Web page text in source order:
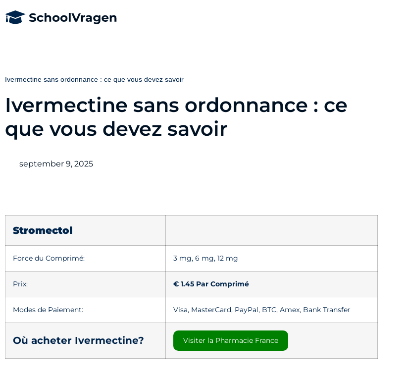
Ivermectine sans ordonnance : ce que vous devez savoir
Ivermectine sans ordonnance : ce
que vous devez savoir
september 9, 2025
Stromectol
Force du Comprimé: 3 mg, 6 mg, 12 mg
Prix: € 1.45 Par Comprimé
Modes de Paiement: Visa, MasterCard, PayPal, BTC, Amex, Bank Transfer
Où acheter Ivermectine? Visiter la Pharmacie France